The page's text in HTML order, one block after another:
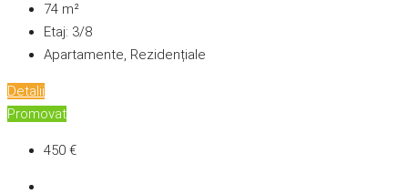
74 m²
Etaj: 3/8
Apartamente, Rezidențiale
Detalii
Promovat
450 €